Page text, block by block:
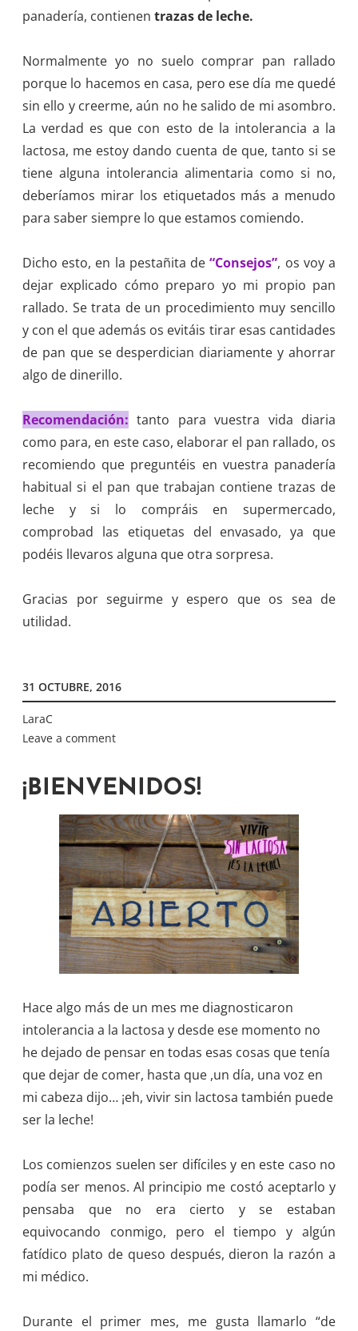
panadería, contienen trazas de leche.
Normalmente yo no suelo comprar pan rallado
porque lo hacemos en casa, pero ese día me quedé
sin ello y creerme, aún no he salido de mi asombro.
La verdad es que con esto de la intolerancia a la
lactosa, me estoy dando cuenta de que, tanto si se
tiene alguna intolerancia alimentaria como si no,
deberíamos mirar los etiquetados más a menudo
para saber siempre lo que estamos comiendo.
Dicho esto, en la pestañita de“Consejos”, os voy a
dejar explicado cómo preparo yo mi propio pan
rallado. Se trata de un procedimiento muy sencillo
y con el que además os evitáis tirar esas cantidades
de pan que se desperdician diariamente y ahorrar
algo de dinerillo.
Recomendación: tanto para vuestra vida diaria
como para, en este caso, elaborar el pan rallado, os
recomiendo que preguntéis en vuestra panadería
habitual si el pan que trabajan contiene trazas de
leche y si lo compráis en supermercado,
comprobad las etiquetas del envasado, ya que
podéis llevaros alguna que otra sorpresa.
Gracias por seguirme y espero que os sea de
utilidad.
31 OCTUBRE, 2016
LaraC
Leave a comment
¡BIENVENIDOS!
Hace algo más de un mes me diagnosticaron
intolerancia a la lactosa y desde ese momento no
he dejado de pensar en todas esas cosas que tenía
que dejar de comer, hasta que ,un día, una voz en
mi cabeza dijo… ¡eh, vivir sin lactosa también puede
ser la leche!
Los comienzos suelen ser difíciles y en este caso no
podía ser menos. Al principio me costó aceptarlo y
pensaba que no era cierto y se estaban
equivocando conmigo, pero el tiempo y algún
fatídico plato de queso después, dieron la razón a
mi médico.
Durante el primer mes, me gusta llamarlo “de